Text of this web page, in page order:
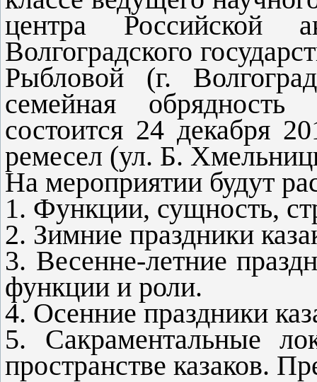
центра Российской
Волгоградского
Рыбловой (г.
семейная
состоится 24 декабря
ремесел (ул. Б.
На мероприятии будут
1. Функции, сущность,
2. Зимние праздники
3. Весенне-летние
функции и роли.
4. Осенние праздники
5. Сакраментальные
пространстве казаков.